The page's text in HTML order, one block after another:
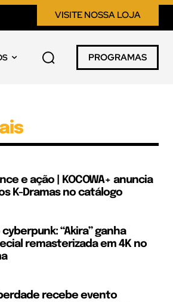
VISITE NOSSA LOJA
PROGRAMAS
e ação | KOCOWA+ anuncia
K-Dramas no catálogo
“Akira” ganha
remasterizada em 4K no
recebe evento